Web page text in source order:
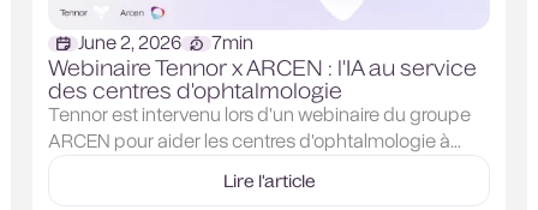
June 2, 2026 7min
Webinaire Tennor x ARCEN : l'IA au service
des centres d'ophtalmologie
Tennor est intervenu lors d'un webinaire du groupe
ARCEN pour aider les centres d'ophtalmologie à
gérer les appels, désaturer les secrétariats et
améliorer la réactivité patient grâce à l'IA vocale.
Lire l'article